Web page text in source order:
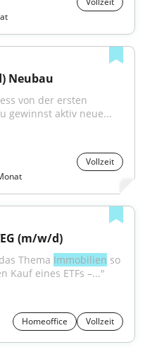
Neubau
von der ersten
gewinnst aktiv neue...
Vollzeit
(m/w/d)
Thema Immobilien so
Kauf eines ETFs –..."
Homeoffice Vollzeit